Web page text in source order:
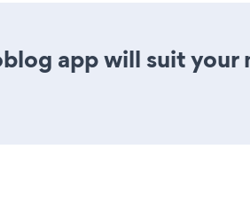
app will suit your